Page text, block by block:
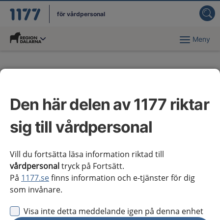
Den här delen av 1177 riktar
sig till vårdpersonal
Vill du fortsätta läsa information riktad till
vårdpersonaltryck på Fortsätt.
På 1177.sefinns information och e-tjänster för dig
som invånare.
Visa inte detta meddelande igen på denna enhet
för vårdpersonal
Du har valt region Meny
tillgängliga för regionala
tillägg
Nya eller reviderade kunskapsstöd
tillgängliga för regionala tillägg